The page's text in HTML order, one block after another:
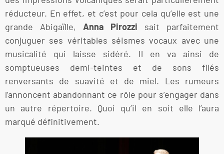
réducteur. En effet, et c’est pour cela qu’elle est une
grande Abigaïlle, Anna Pirozzi sait parfaitement
conjuguer ses véritables séismes vocaux avec une
musicalité qui laisse sidéré. Il en va ainsi de
somptueuses demi-teintes et de sons filés
renversants de suavité et de miel. Les rumeurs
l’annoncent abandonnant ce rôle pour s’engager dans
un autre répertoire. Quoi qu’il en soit elle l’aura
marqué définitivement.